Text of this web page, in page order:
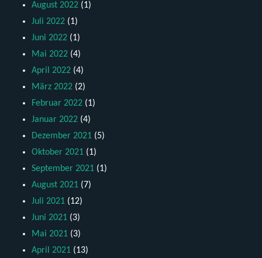
August 2022 (1)
Juli 2022 (1)
Juni 2022 (1)
Mai 2022 (4)
April 2022 (4)
März 2022 (2)
Februar 2022 (1)
Januar 2022 (4)
Dezember 2021 (5)
Oktober 2021 (1)
September 2021 (1)
August 2021 (7)
Juli 2021 (12)
Juni 2021 (3)
Mai 2021 (3)
April 2021 (13)